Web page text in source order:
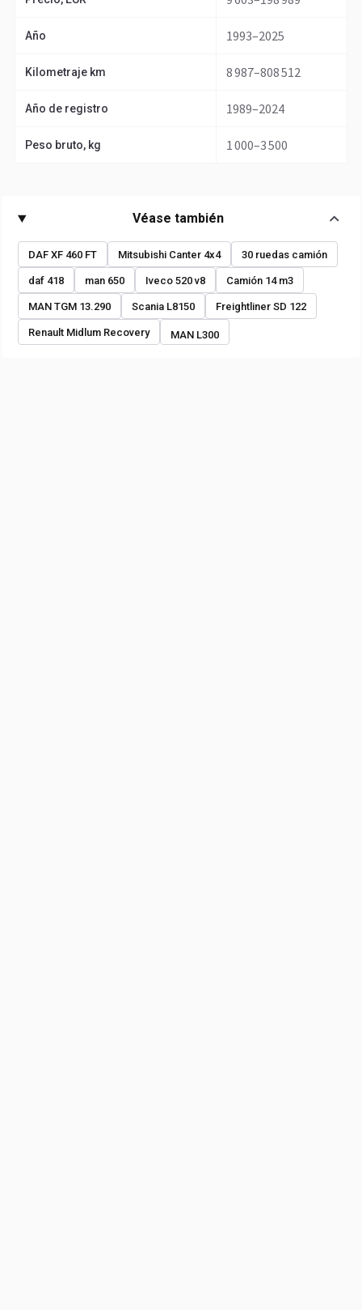
Año 1993–2025
Kilometraje km 8 987–808 512
Año de registro 1989–2024
Peso bruto, kg 1 000–3 500
Véase también
DAF XF 460 FT Mitsubishi Canter 4x4 30 ruedas camión
daf 418 man 650 Iveco 520 v8 Camión 14 m3
MAN TGM 13.290 Scania L8150 Freightliner SD 122
Renault Midlum Recovery MAN L300